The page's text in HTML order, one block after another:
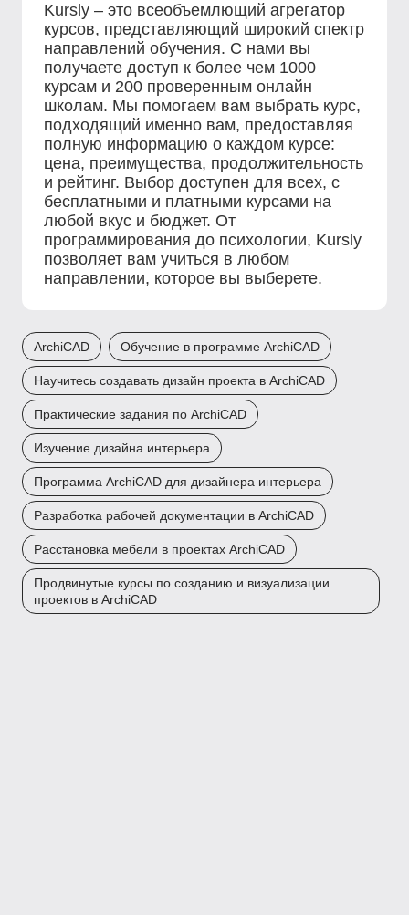
Kursly – это всеобъемлющий агрегатор
курсов, представляющий широкий спектр
направлений обучения. С нами вы
получаете доступ к более чем 1000
курсам и 200 проверенным онлайн
школам. Мы помогаем вам выбрать курс,
подходящий именно вам, предоставляя
полную информацию о каждом курсе:
цена, преимущества, продолжительность
и рейтинг. Выбор доступен для всех, с
бесплатными и платными курсами на
любой вкус и бюджет. От
программирования до психологии, Kursly
позволяет вам учиться в любом
направлении, которое вы выберете.
ArchiCAD Обучение в программе ArchiCAD
Научитесь создавать дизайн проекта в ArchiCAD
Практические задания по ArchiCAD
Изучение дизайна интерьера
Программа ArchiCAD для дизайнера интерьера
Разработка рабочей документации в ArchiCAD
Расстановка мебели в проектах ArchiCAD
Продвинутые курсы по созданию и визуализации
проектов в ArchiCAD